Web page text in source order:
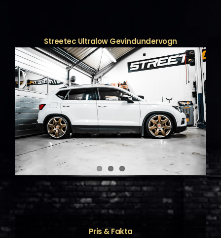
Streetec Ultralow Gevindundervogn
Pris & Fakta